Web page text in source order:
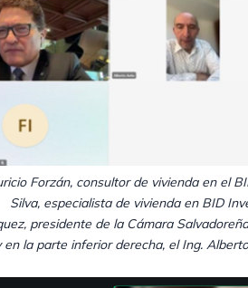
Forzán, consultor de vivienda en el
Silva, especialista de vivienda en BID
presidente de la Cámara
la parte inferior derecha, el Ing.